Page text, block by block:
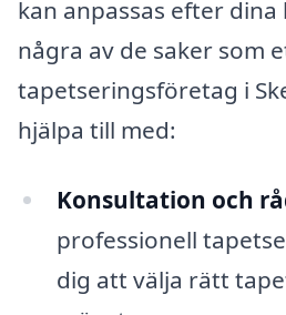
kan anpassas efter
några av de saker som
tapetseringsföretag i
hjälpa till med:
Konsultation och
professionell
dig att välja rätt